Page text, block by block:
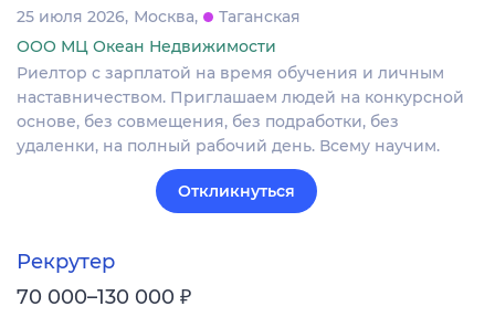
25 июля 2026 Москва
Таганская
ООО МЦ Океан Недвижимости
Риелтор с зарплатой на время обучения и личным
наставничеством. Приглашаем людей на конкурсной
основе, без совмещения, без подработки, без
удаленки, на полный рабочий день. Всему научим.
Откликнуться
Рекрутер
70 000–130 000 ₽